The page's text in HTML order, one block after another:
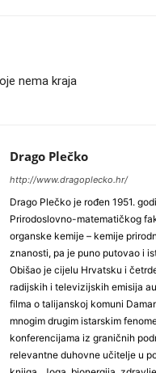
nema kraja
Drago Plečko
http://www.dragoplecko.hr/
Drago Plečko je rođen 1951.
Prirodoslovno-matematičkog
organske kemije – kemije
znanosti, pa je puno putovao i
Obišao je cijelu Hrvatsku i
radijskih i televizijskih emisija
filma o talijanskoj komuni
mnogim drugim istarskim
konferencijama iz graničnih
relevantne duhovne učitelje u